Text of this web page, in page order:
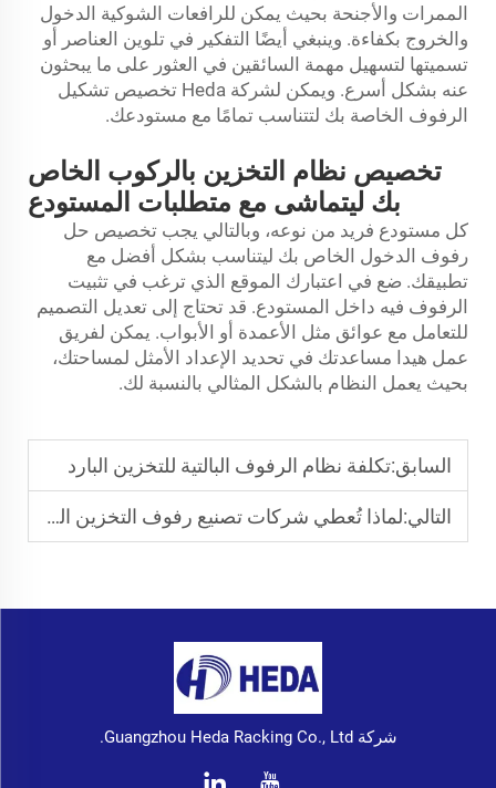
الممرات والأجنحة بحيث يمكن للرافعات الشوكية الدخول
والخروج بكفاءة. وينبغي أيضًا التفكير في تلوين العناصر أو
تسميتها لتسهيل مهمة السائقين في العثور على ما يبحثون
عنه بشكل أسرع. ويمكن لشركة Heda تخصيص تشكيل
الرفوف الخاصة بك لتتناسب تمامًا مع مستودعك.
تخصيص نظام التخزين بالركوب الخاص
بك ليتماشى مع متطلبات المستودع
كل مستودع فريد من نوعه، وبالتالي يجب تخصيص حل
رفوف الدخول الخاص بك ليتناسب بشكل أفضل مع
تطبيقك. ضع في اعتبارك الموقع الذي ترغب في تثبيت
الرفوف فيه داخل المستودع. قد تحتاج إلى تعديل التصميم
للتعامل مع عوائق مثل الأعمدة أو الأبواب. يمكن لفريق
عمل هيدا مساعدتك في تحديد الإعداد الأمثل لمساحتك،
بحيث يعمل النظام بالشكل المثالي بالنسبة لك.
السابق:تكلفة نظام الرفوف البالتية للتخزين البارد
التالي:لماذا تُعطي شركات تصنيع رفوف التخزين العميقة المزدوجة الأولوية لكفاءة استغلال المساحة
شركة Guangzhou Heda Racking Co., Ltd.